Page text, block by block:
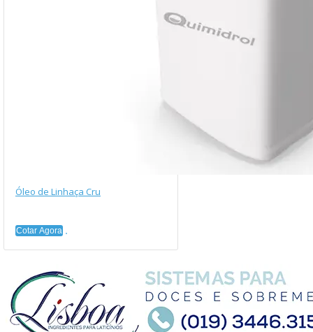
Óleo de Linhaça Cru
Cotar Agora